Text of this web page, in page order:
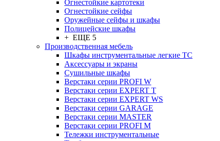
Огнестойкие картотеки
Огнестойкие сейфы
Оружейные сейфы и шкафы
Полицейские шкафы
+ ЕЩЕ 5
Производственная мебель
Шкафы инструментальные легкие ТС
Аксессуары и экраны
Cушильные шкафы
Верстаки серии PROFI W
Верстаки серии EXPERT T
Верстаки серии EXPERT WS
Верстаки серии GARAGE
Верстаки серии MASTER
Верстаки серии PROFI M
Тележки инструментальные